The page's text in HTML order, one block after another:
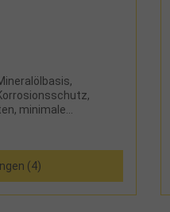
minimale
und Formaldehyd,
(4)